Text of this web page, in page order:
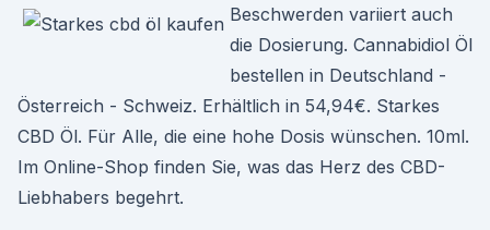
Beschwerden variiert auch
die Dosierung. Cannabidiol Öl
bestellen in Deutschland -
Österreich - Schweiz. Erhältlich in 54,94€. Starkes
CBD Öl. Für Alle, die eine hohe Dosis wünschen. 10ml.
Im Online-Shop finden Sie, was das Herz des CBD-
Liebhabers begehrt.